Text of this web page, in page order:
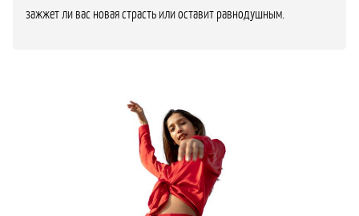
зажжет ли вас новая страсть или оставит равнодушным.